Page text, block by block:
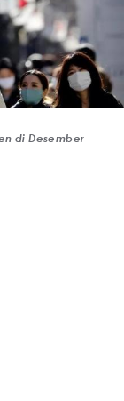
di Desember